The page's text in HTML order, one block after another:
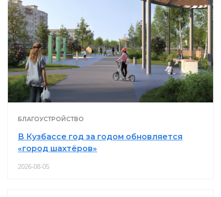
БЛАГОУСТРОЙСТВО
В Кузбассе год за годом обновляется
«город шахтёров»
2026-08-05